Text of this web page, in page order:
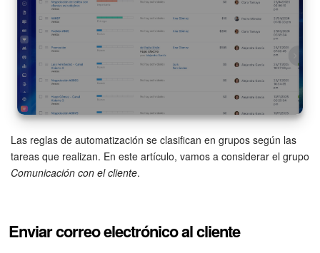
Proyectos con IA
CoPilot - IA en Bitrix24
Reserva
Contact center
CRM Analytics
Las reglas de automatización se clasifican en grupos según las
tareas que realizan. En este artículo, vamos a considerar el grupo
Comunicación con el cliente.
Enviar correo electrónico al cliente